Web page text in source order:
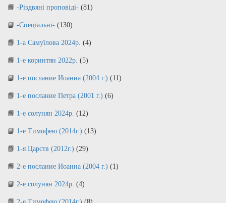
-Різдвяні проповіді- (81)
-Спеціальні- (130)
1-а Самуїлова 2024р. (4)
1-е коринтян 2022р. (5)
1-е послание Иоанна (2004 г.) (11)
1-е послание Петра (2001 г.) (6)
1-е солунян 2024р. (12)
1-е Тимофею (2014г.) (13)
1-я Царств (2012г.) (29)
2-е послание Иоанна (2004 г.) (1)
2-е солунян 2024р. (4)